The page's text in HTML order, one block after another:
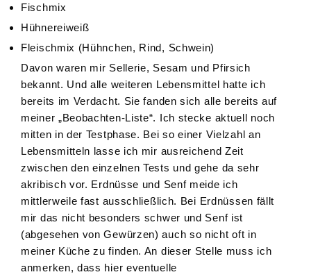
Fischmix
Hühnereiweiß
Fleischmix (Hühnchen, Rind, Schwein)
Davon waren mir Sellerie, Sesam und Pfirsich
bekannt. Und alle weiteren Lebensmittel hatte ich
bereits im Verdacht. Sie fanden sich alle bereits auf
meiner „Beobachten-Liste“. Ich stecke aktuell noch
mitten in der Testphase. Bei so einer Vielzahl an
Lebensmitteln lasse ich mir ausreichend Zeit
zwischen den einzelnen Tests und gehe da sehr
akribisch vor. Erdnüsse und Senf meide ich
mittlerweile fast ausschließlich. Bei Erdnüssen fällt
mir das nicht besonders schwer und Senf ist
(abgesehen von Gewürzen) auch so nicht oft in
meiner Küche zu finden. An dieser Stelle muss ich
anmerken, dass hier eventuelle